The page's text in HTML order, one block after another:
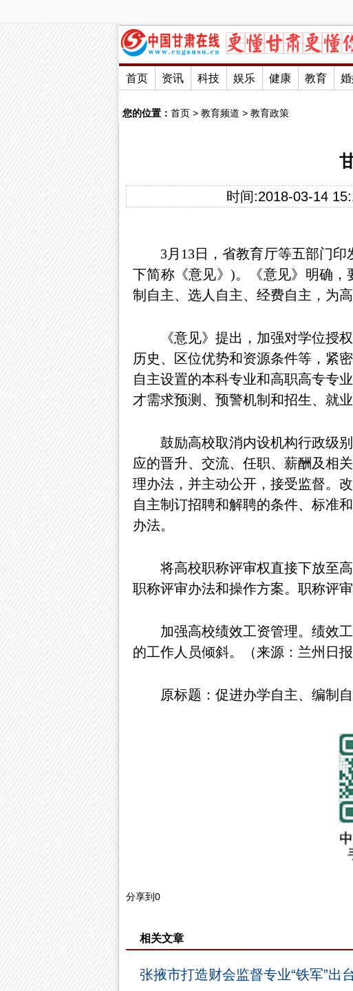
首页 资讯 科技 娱乐 健康 教育
您的位置： 首页 > 教育频道 > 教育政策
时间:2018-03-14
3月13日，省教育厅等五部门
下简称《意见》)。《意见》明确，
制自主、选人自主、经费自主，为
《意见》提出，加强对学位授
历史、区位优势和资源条件等，紧
自主设置的本科专业和高职高专专
才需求预测、预警机制和招生、就
鼓励高校取消内设机构行政级
应的晋升、交流、任职、薪酬及相
理办法，并主动公开，接受监督。
自主制订招聘和解聘的条件、标准
办法。
将高校职称评审权直接下放至
职称评审办法和操作方案。职称评
加强高校绩效工资管理。绩效
的工作人员倾斜。（来源：兰州日
原标题：促进办学自主、编制
分享到0
相关文章
张掖市打造财会监督专业“铁军”出